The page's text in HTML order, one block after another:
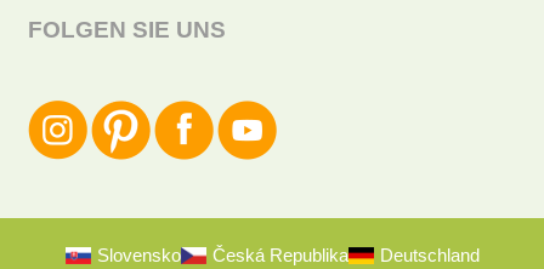
FOLGEN SIE UNS
Slovensko Česká Republika
Deutschland